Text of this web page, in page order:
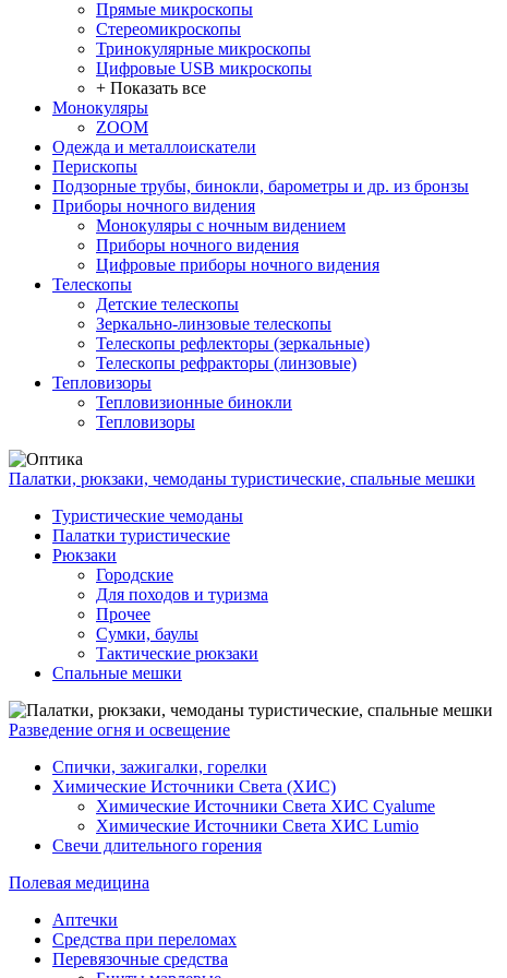
Прямые микроскопы
Стереомикроскопы
Тринокулярные микроскопы
Цифровые USB микроскопы
+ Показать все
Монокуляры
ZOOM
Одежда и металлоискатели
Перископы
Подзорные трубы, бинокли, барометры и др. из бронзы
Приборы ночного видения
Монокуляры с ночным видением
Приборы ночного видения
Цифровые приборы ночного видения
Телескопы
Детские телескопы
Зеркально-линзовые телескопы
Телескопы рефлекторы (зеркальные)
Телескопы рефракторы (линзовые)
Тепловизоры
Тепловизионные бинокли
Тепловизоры
Палатки, рюкзаки, чемоданы туристические, спальные мешки
Туристические чемоданы
Палатки туристические
Рюкзаки
Городские
Для походов и туризма
Прочее
Сумки, баулы
Тактические рюкзаки
Спальные мешки
Разведение огня и освещение
Спички, зажигалки, горелки
Химические Источники Света (ХИС)
Химические Источники Света ХИС Cyalume
Химические Источники Света ХИС Lumio
Свечи длительного горения
Полевая медицина
Аптечки
Средства при переломах
Перевязочные средства